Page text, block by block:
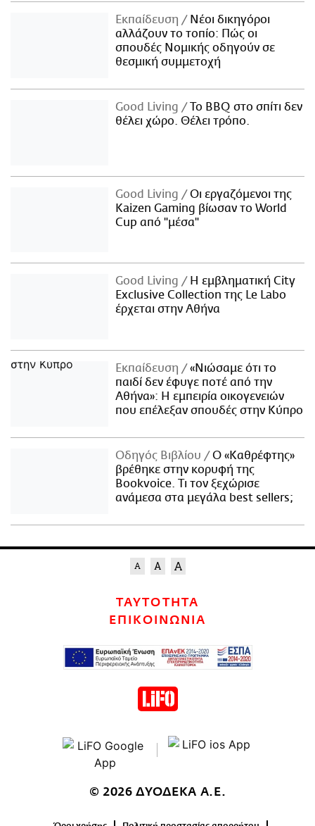
Εκπαίδευση
Νέοι δικηγόροι
αλλάζουν το τοπίο: Πώς οι
σπουδές Νομικής οδηγούν σε
θεσμική συμμετοχή
Good Living
Το BBQ στο σπίτι δεν
θέλει χώρο. Θέλει τρόπο.
Good Living
Οι εργαζόμενοι της
Kaizen Gaming βίωσαν το World
Cup από "μέσα"
Good Living
Η εμβληματική City
Exclusive Collection της Le Labo
έρχεται στην Αθήνα
Εκπαίδευση
«Νιώσαμε ότι το
παιδί δεν έφυγε ποτέ από την
Αθήνα»: Η εμπειρία οικογενειών
που επέλεξαν σπουδές στην Κύπρο
Οδηγός Βιβλίου
Ο «Καθρέφτης»
βρέθηκε στην κορυφή της
Bookvoice. Τι τον ξεχώρισε
ανάμεσα στα μεγάλα best sellers;
ΤΑΥΤΟΤΗΤΑ
ΕΠΙΚΟΙΝΩΝΙΑ
© 2026 ΔΥΟΔΕΚΑ Α.Ε.